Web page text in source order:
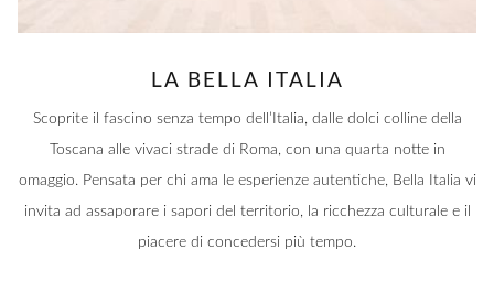
LA BELLA ITALIA
Scoprite il fascino senza tempo dell’Italia, dalle dolci colline della
Toscana alle vivaci strade di Roma, con una quarta notte in
omaggio. Pensata per chi ama le esperienze autentiche, Bella Italia vi
invita ad assaporare i sapori del territorio, la ricchezza culturale e il
piacere di concedersi più tempo.